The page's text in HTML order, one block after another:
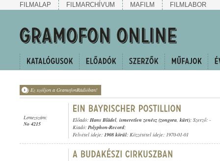
FILMALAP FILMARCHÍVUM MAFILM FILMLABOR
Ez szóljon a GramofonRádióban!
Lemezszám:
No 4215
Előadó: Hans Blädel, ismeretlen zenész (zongora, kürt); Szerző: -
Kiadó: Polyphon-Record;
Felvétel ideje: 1908 körül; Közzététel ideje: 1970-01-01